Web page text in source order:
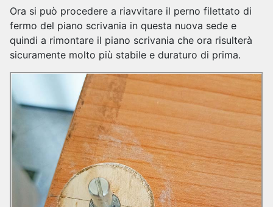
Ora si può procedere a riavvitare il perno filettato di
fermo del piano scrivania in questa nuova sede e
quindi a rimontare il piano scrivania che ora risulterà
sicuramente molto più stabile e duraturo di prima.